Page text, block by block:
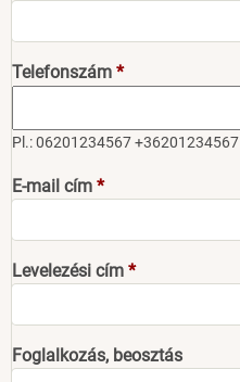
Telefonszám
Pl.: 06201234567 +36201234567
E-mail cím
Levelezési cím
Foglalkozás, beosztás